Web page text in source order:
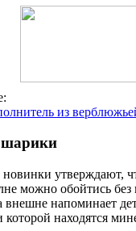
из
новинки утверждают,
можно обойтись
внешне напоминает
находятся